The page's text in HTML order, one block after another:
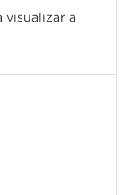
visualizar a